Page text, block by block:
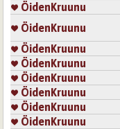
ÖidenKruunu
ÖidenKruunu
ÖidenKruunu
ÖidenKruunu
ÖidenKruunu
ÖidenKruunu
ÖidenKruunu
ÖidenKruunu